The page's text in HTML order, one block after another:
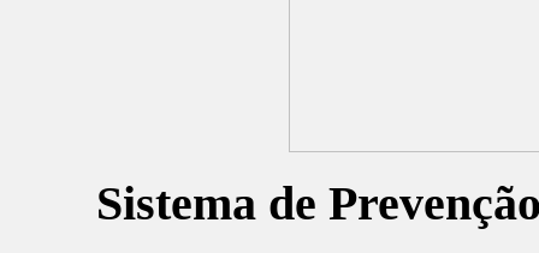
Sistema de